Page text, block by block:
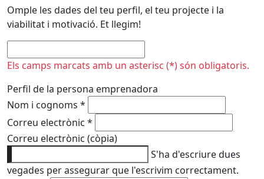
Omple les dades del teu perfil, el teu projecte i la
viabilitat i motivació. Et llegim!
Els camps marcats amb un asterisc (*) són obligatoris.
Perfil de la persona emprenadora
Nom i cognoms *
Correu electrònic *
Correu electrònic (còpia)
S'ha d'escriure dues
vegades per assegurar que l'escrivim correctament.